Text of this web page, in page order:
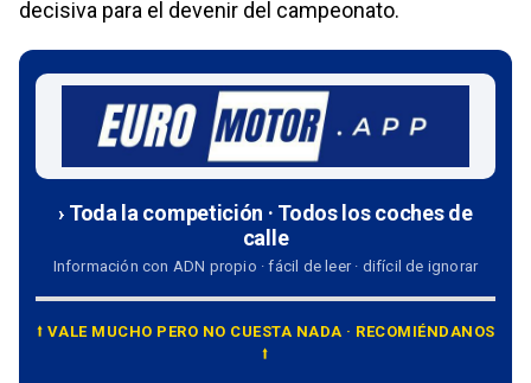
decisiva para el devenir del campeonato.
› Toda la competición · Todos los coches de
calle
Información con ADN propio · fácil de leer · difícil de ignorar
⭡ VALE MUCHO PERO NO CUESTA NADA · RECOMIÉNDANOS
⭡